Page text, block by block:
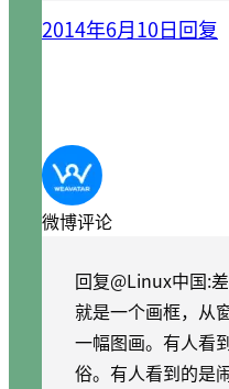
2014年6月10日回复
微博评论
回复@Linux中国:
就是一个画框，从
一幅图画。有人看
俗。有人看到的是